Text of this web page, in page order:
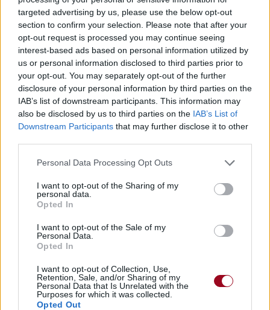
targeted advertising by us, please use the below opt-out
section to confirm your selection. Please note that after your
opt-out request is processed you may continue seeing
interest-based ads based on personal information utilized by
us or personal information disclosed to third parties prior to
your opt-out. You may separately opt-out of the further
disclosure of your personal information by third parties on the
IAB’s list of downstream participants. This information may
also be disclosed by us to third parties on the IAB’s List of
Downstream Participants that may further disclose it to other
Personal Data Processing Opt Outs
I want to opt-out of the Sharing of my
personal data.
Opted In
I want to opt-out of the Sale of my
Personal Data.
Opted In
I want to opt-out of Collection, Use,
Retention, Sale, and/or Sharing of my
Personal Data that Is Unrelated with the
Purposes for which it was collected.
Opted Out
Publié parKCheu
Chanteurs : Ed Sheeran
Albums : - (Subtract)